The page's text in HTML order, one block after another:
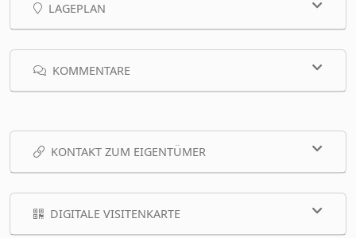
LAGEPLAN
KOMMENTARE
KONTAKT ZUM EIGENTÜMER
DIGITALE VISITENKARTE